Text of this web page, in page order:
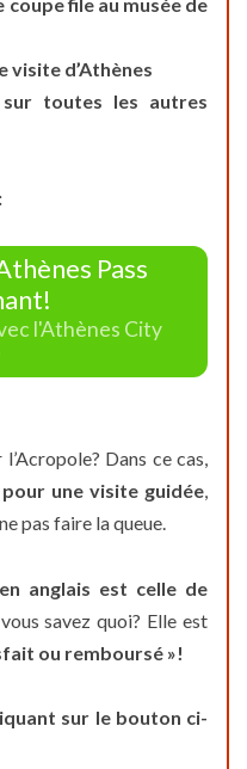
visite d’Athènes
toutes les autres
Pass
l'Athènes City
Dans ce cas,
pour une visite guidée,
pas faire la queue.
anglais est celle de
savez quoi? Elle est
ou remboursé »!
sur le bouton ci-